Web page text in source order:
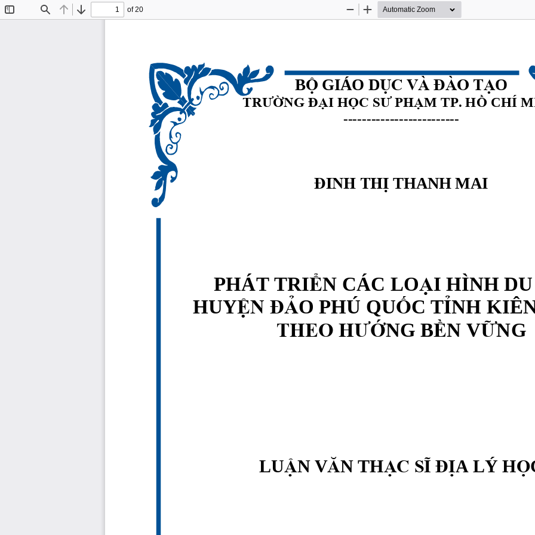
Find Previous
Next
of 20
Zoom
Zoom
BỘ GIÁO DỤC VÀ ĐÀO TẠO
TRƯ ỜNG ĐẠI HỌC SƯ PHẠM TP. HỒ CHÍ
ĐINH THỊ THANH MAI
PHÁT TRIỂN CÁC LOẠI HÌNH
HUYỆN ĐẢO PHÚ QUỐC TỈNH
THEO HƯỚNG BỀN VỮNG
LUẬN VĂN THẠC SĨ ĐỊA LÝ HỌ